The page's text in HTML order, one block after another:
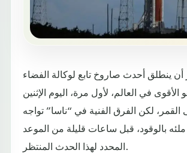
ينطلق أحدث صاروخ تابع لوكالة الفضاء
الأقوى في العالم، لأول مرة، اليوم الإثنين
القمر، لكن الفرق الفنية في “ناسا” تواجه
بالوقود، قبل ساعات قليلة من الموعد
المحدد لهذا الحدث المنتظر.